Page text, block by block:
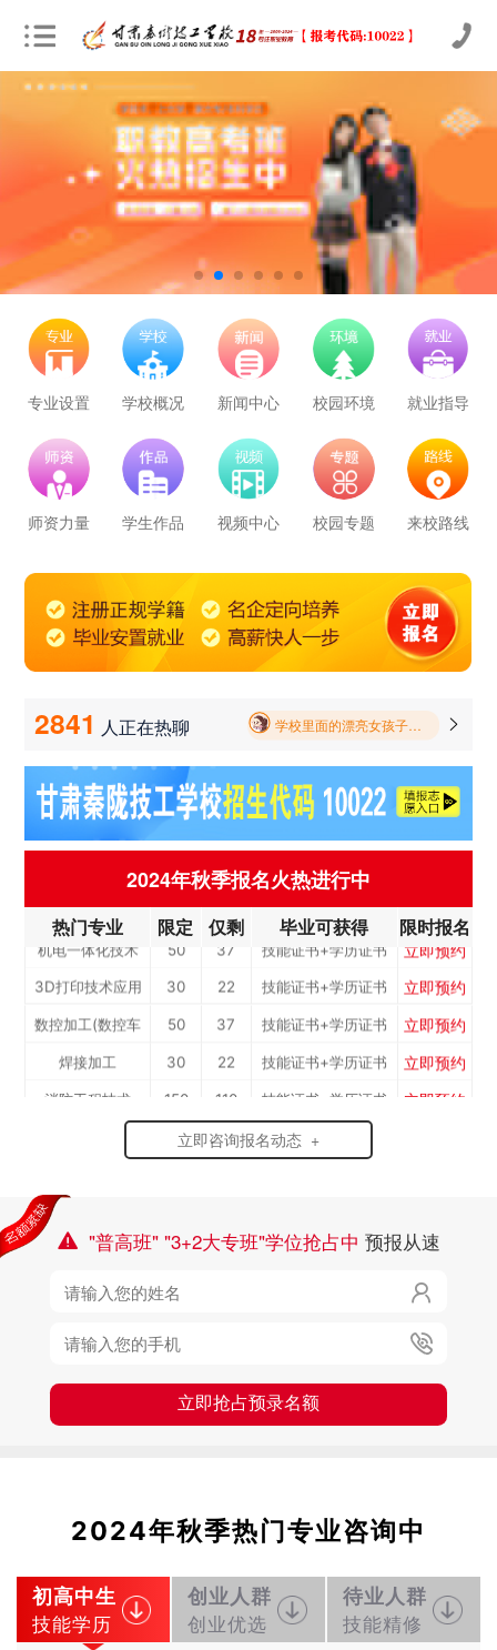
专业设置 学校概况 新闻中心 校园环境 就业指导
师资力量 学生作品 视频中心 校园专题 来校路线
2841 人正在热聊
学校里面的漂亮女孩子多不多呀
报名要带哪些东西
毕业以后的就业率怎么样呀
学校环境怎么样啊 视频上看上去还挺不 错的 有实地去看过的么
学校里面的漂亮女孩子多不多呀 
2024年秋季报名火热进行中
热门专业 限定 仅剩 毕业可获得 限时报名
农业机械运维 22 技能证书+学历证书 立即预约
立即预约
计算机应用与维修 50 37 技能证书+学历证书 立即预约
幼儿教育 150 110 技能证书+学历证书 立即预约
轨道交通车辆运检 50 37 技能证书+学历证书 立即预约
铁路客运服务 150 110 技能证书+学历证书 立即预约
新能源汽车技术 150 110 技能证书+学历证书 立即预约
公路施工与养护 30 22 技能证书+学历证书 立即预约
电梯工程技术 30 22 技能证书+学历证书 立即预约
工业机器人运维 50 37 技能证书+学历证书 立即预约
电子技术应用 50 37 技能证书+学历证书 立即预约
美容美发 技能证书+学历证书 立即预约
烹饪(中式烹调) 40 29 技能证书+学历证书 立即预约
健康服务与管理 40 29 技能证书+学历证书
机电一体化技术 50 37 技能证书+学历证书 立即预约
3D打印技术应用 技能证书+学历证书 立即预约
工）
立即预约
立即预约
立即预约
农业机械运维 30 22 技能证书+学历证书
通信运营服务 30 22 技能证书+学历证书
计算机应用与维修
幼儿教育 150 110 技能证书+学历证书 立即预约
新能源汽车技术 150 立即预约
公路施工与养护 30 22 技能证书+学历证书 立即预约
立即咨询报名动态 +
 "普高班" "3+2大专班"学位抢占中 预报从速


立即抢占预录名额
2024年秋季热门专业咨询中
初高中生
技能学历
创业人群
创业优选
待业人群
技能精修